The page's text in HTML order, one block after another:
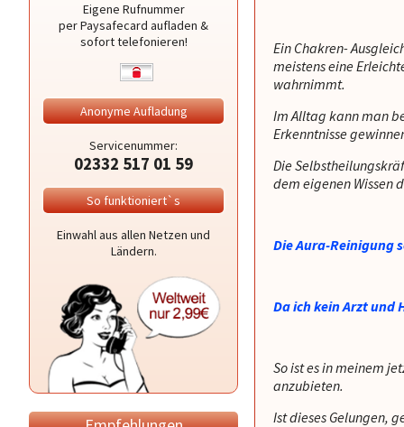
Eigene Rufnummer
per Paysafecard aufladen &
sofort telefonieren!
Anonyme Aufladung
Servicenummer:
02332 517 01 59
So funktioniert`s
Einwahl aus allen Netzen und
Ländern.
Ein Chakren-
meistens eine
wahrnimmt.
Im Alltag kann man
Erkenntnisse
Die
dem eigenen Wissen
Die Aura-Reinigung
Da ich kein Arzt und
So ist es in meinem
anzubieten.
Ist dieses Gelungen,